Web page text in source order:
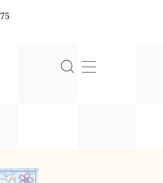
75